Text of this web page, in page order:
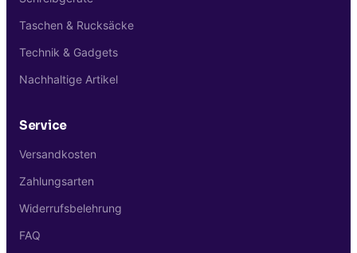
Taschen & Rucksäcke
Technik & Gadgets
Nachhaltige Artikel
Service
Versandkosten
Zahlungsarten
Widerrufsbelehrung
FAQ